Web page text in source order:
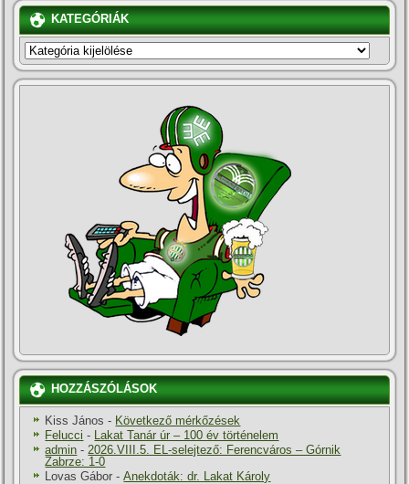
KATEGÓRIÁK
KATEGÓRIÁK
HOZZÁSZÓLÁSOK
Kiss János - Következő mérkőzések
Felucci - Lakat Tanár úr – 100 év történelem
admin -2026.VIII.5. EL-selejtező: Ferencváros – Górnik
Zabrze: 1-0
Lovas Gábor -Anekdoták: dr. Lakat Károly